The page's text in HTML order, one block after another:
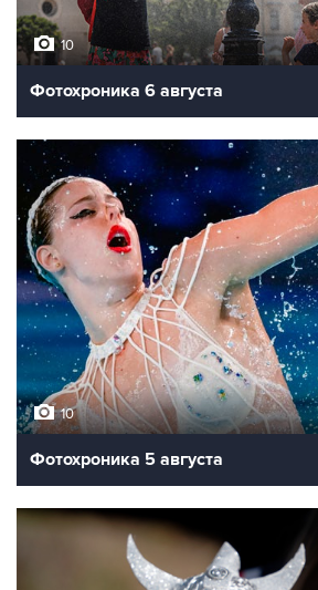
10
Фотохроника 6 августа
10
Фотохроника 5 августа